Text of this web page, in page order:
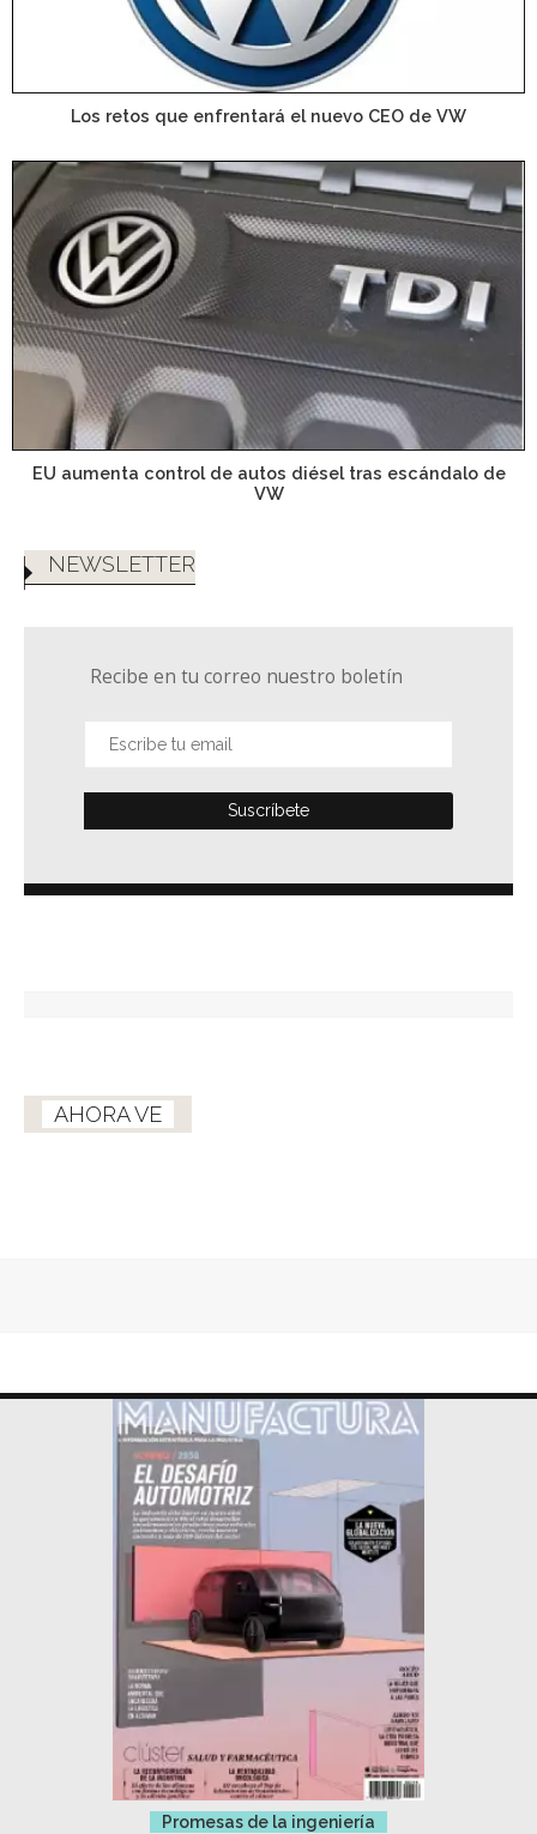
Los retos que enfrentará el nuevo CEO de VW
EU aumenta control de autos diésel tras escándalo de
VW
NEWSLETTER
Recibe en tu correo nuestro boletín
AHORA VE
Promesas de la ingeniería